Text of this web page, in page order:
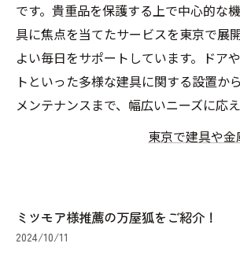
です。貴重品を保護する上で中心的な
具に焦点を当てたサービスを東京で展
よい毎日をサポートしています。ドア
トといった多様な建具に関する設置か
メンテナンスまで、幅広いニーズに応え
東京で建具や
ミツモア様推薦の万屋狐をご紹介！
2024/10/11